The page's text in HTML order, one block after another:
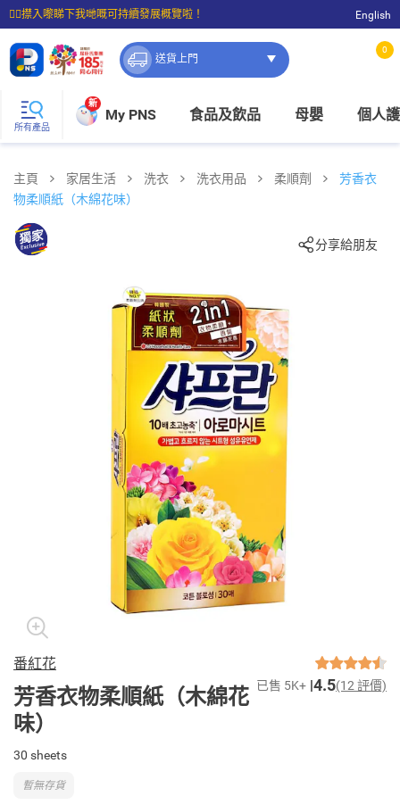
☝🏼㩒入嚟睇下我哋嘅可持續發展概覽啦！
⭐購物滿$399即享免費送貨；滿$100即可免費店取。
English
送貨上門
0
所有產品
新
My PNS 食品及飲品 母嬰 個人
主頁 家居生活 洗衣 洗衣用品 柔順劑
芳香衣
物柔順紙（木綿花味）
分享給朋友
番紅花
芳香衣物柔順紙（木綿花
味）
已售 5K+ 4.5(12 評價)
30 sheets
暫無存貨